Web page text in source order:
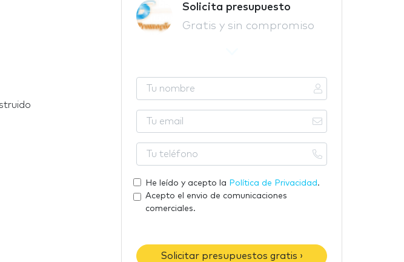
Solicita presupuesto
Gratis y sin compromiso
u
n
m
e
u
e
i
l
u
t
e
o
He leído y acepto la Política de Privacidad .
Acepto el envio de comunicaciones
comerciales.
Solicitar presupuestos gratis ›